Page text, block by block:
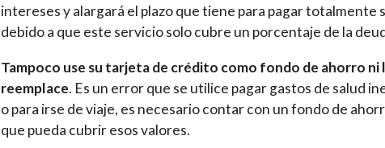
intereses y alargará el plazo que tiene para pagar totalmente
debido a que este servicio solo cubre un porcentaje de la
Tampoco use su tarjeta de crédito como fondo de ahorro ni
reemplace. Es un error que se utilice pagar gastos de salud
o para irse de viaje, es necesario contar con un fondo de
que pueda cubrir esos valores.